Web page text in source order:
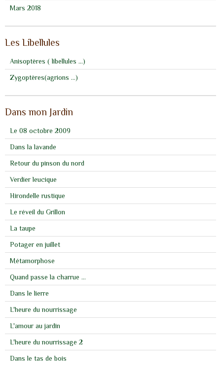
Mars 2018
Les Libellules
Anisoptères ( libellules ...)
Zygoptères(agrions ...)
Dans mon Jardin
Le 08 octobre 2009
Dans la lavande
Retour du pinson du nord
Verdier leucique
Hirondelle rustique
Le réveil du Grillon
La taupe
Potager en juillet
Métamorphose
Quand passe la charrue ...
Dans le lierre
L'heure du nourrissage
L'amour au jardin
L'heure du nourrissage 2
Dans le tas de bois